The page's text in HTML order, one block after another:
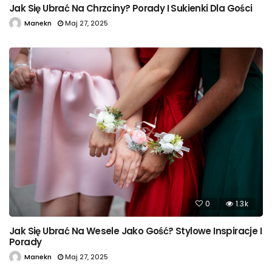
Jak Się Ubrać Na Chrzciny? Porady I Sukienki Dla Gości
Manekn Maj 27, 2025
0 1.3k
Jak Się Ubrać Na Wesele Jako Gość? Stylowe Inspiracje I
Porady
Manekn Maj 27, 2025